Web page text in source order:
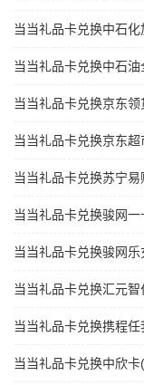
当当礼品卡兑换中石化
当当礼品卡兑换中石
当当礼品卡兑换京东领
当当礼品卡兑换京东超
当当礼品卡兑换苏宁
当当礼品卡兑换骏网一
当当礼品卡兑换骏网乐
当当礼品卡兑换汇元智
当当礼品卡兑换携程任
当当礼品卡兑换中欣